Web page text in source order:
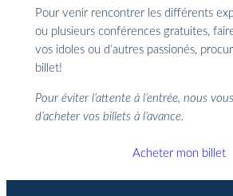
Pour venir rencontrer les différents
ou plusieurs conférences gratuites,
vos idoles ou d’autres passionés,
billet!
Pour éviter l’attente à l’entrée, nous
d’acheter vos billets à l’avance.
Acheter mon billet